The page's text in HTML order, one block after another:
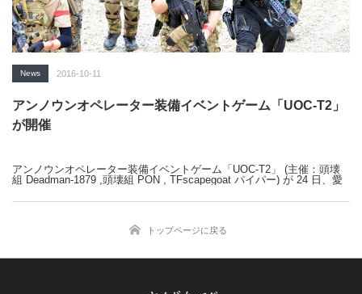
News 2016-10-11
アンノウンオペレーター装備イベントゲーム「UOC-T2」
が開催
アンノウンオペレーター装備イベントゲーム「UOC-T2」 (主催：頭壊
組 Deadman-1879 ,頭壊組 PON , TFscapegoat パイパー) が 24 日、愛
に開催された。
ペレーター "UO" が駆け付け、事前申し込み定員マックスの 120 名を超
トップページに戻る